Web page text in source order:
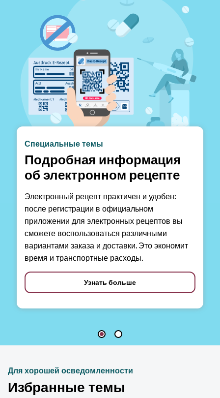
Специальные темы
Подробная информация
об электронном рецепте
Электронный рецепт практичен и удобен:
после регистрации в официальном
приложении для электронных рецептов вы
сможете воспользоваться различными
вариантами заказа и доставки. Это экономит
время и транспортные расходы.
Узнать больше
Для хорошей осведомленности
Избранные темы